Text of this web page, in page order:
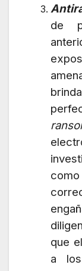
de
que el
a